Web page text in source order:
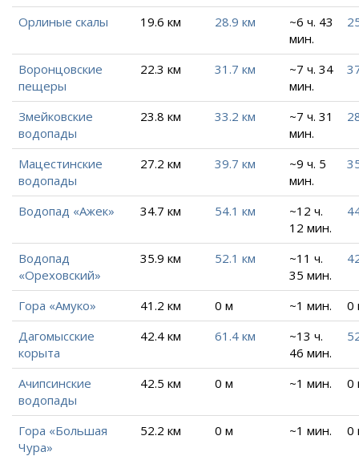
Орлиные скалы 19.6 км 28.9 км
~6 ч. 43
мин.
Воронцовские
пещеры
22.3 км 31.7 км
~7 ч. 34
мин.
Змейковские
водопады
23.8 км 33.2 км
~7 ч. 31
мин.
Мацестинские
водопады
27.2 км 39.7 км
~9 ч. 5
мин.
Водопад «Ажек» 34.7 км 54.1 км
~12 ч.
12 мин.
Водопад
«Ореховский»
35.9 км 52.1 км
~11 ч.
35 мин.
Гора «Амуко» 41.2 км 0 м ~1 мин.
0
Дагомысские
корыта
42.4 км 61.4 км
~13 ч.
46 мин.
Ачипсинские
водопады
42.5 км 0 м ~1 мин. 0
Гора «Большая
Чура»
52.2 км 0 м ~1 мин. 0